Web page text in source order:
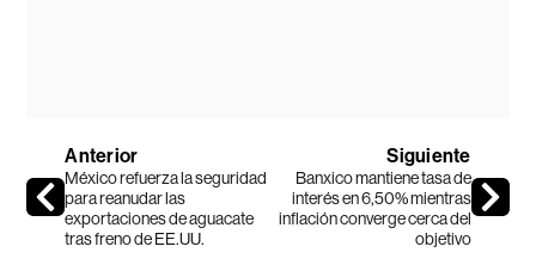
Anterior
México refuerza la seguridad
para reanudar las
exportaciones de aguacate
tras freno de EE.UU.
Siguiente
Banxico mantiene tasa de
interés en 6,50% mientras
inflación converge cerca del
objetivo